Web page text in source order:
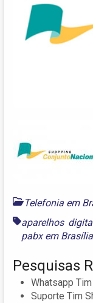
Telefonia em
aparelhos
pabx em Brasília
Pesquisas
Whatsapp
Suporte Tim